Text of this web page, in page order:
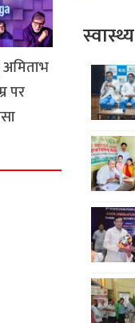
पर
स्वास्थ्य